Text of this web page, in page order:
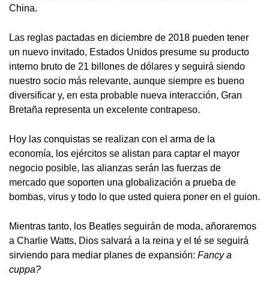
China.
Las reglas pactadas en diciembre de 2018 pueden tener
un nuevo invitado, Estados Unidos presume su producto
interno bruto de 21 billones de dólares y seguirá siendo
nuestro socio más relevante, aunque siempre es bueno
diversificar y, en esta probable nueva interacción, Gran
Bretaña representa un excelente contrapeso.
Hoy las conquistas se realizan con el arma de la
economía, los ejércitos se alistan para captar el mayor
negocio posible, las alianzas serán las fuerzas de
mercado que soporten una globalización a prueba de
bombas, virus y todo lo que usted quiera poner en el guion.
Mientras tanto, los Beatles seguirán de moda, añoraremos
a Charlie Watts, Dios salvará a la reina y el té se seguirá
sirviendo para mediar planes de expansión: Fancy a
cuppa?